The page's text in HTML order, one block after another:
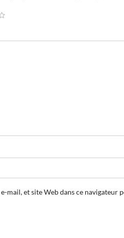
mail, et site Web dans ce navigateur